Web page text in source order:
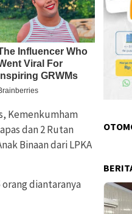
Kemenkumham
dan 2 Rutan
Binaan dari LPKA
orang diantaranya